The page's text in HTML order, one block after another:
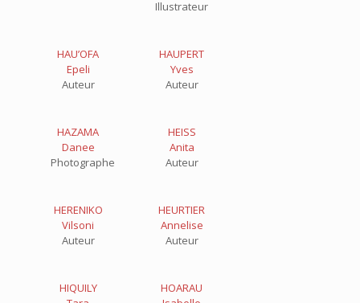
Illustrateur
HAU’OFA
Epeli
Auteur
HAUPERT
Yves
Auteur
HAZAMA
Danee
Photographe
HEISS
Anita
Auteur
HERENIKO
Vilsoni
Auteur
HEURTIER
Annelise
Auteur
HIQUILY
HOARAU